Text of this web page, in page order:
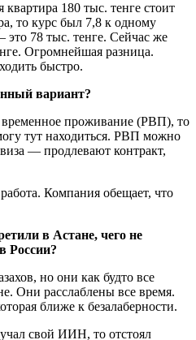
180 тыс. тенге стоит
то курс был 7,8 к одному
78 тыс. тенге. Сейчас же
Огромнейшая разница.
быстро.
вариант?
проживание (РВП), то
тут находиться. РВП можно
— продлевают контракт,
Компания обещает, что
в Астане, чего не
России?
но они как будто все
Они расслаблены все время.
ближе к безалаберности.
свой ИИН, то отстоял